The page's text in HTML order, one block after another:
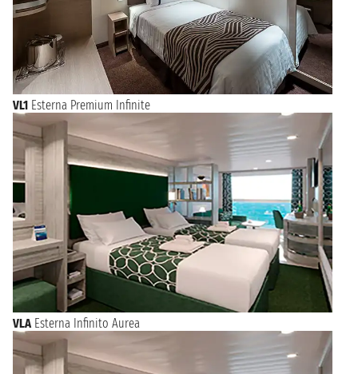
VL1 Esterna Premium Infinite
VLA Esterna Infinito Aurea